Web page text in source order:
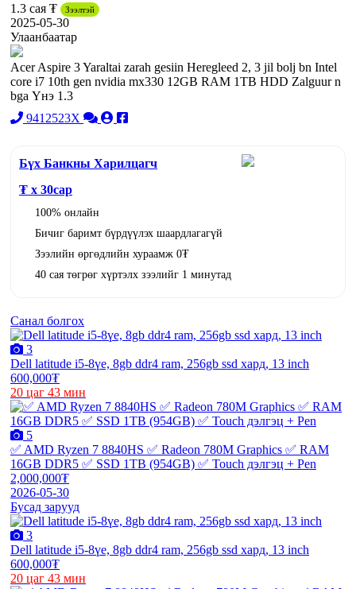
1.3 сая ₮ Зээлтэй
2025-05-30
Улаанбаатар
Acer Aspire 3 Yaraltai zarah gesiin Heregleed 2, 3 jil bolj bn Intel
core i7 10th gen nvidia mx330 12GB RAM 1TB HDD Zalguur n
bga Үнэ 1.3
9412523X
Бүх Банкны Харилцагч
₮ x 30сар
100% онлайн
Бичиг баримт бүрдүүлэх шаардлагагүй
Зээлийн өргөдлийн хураамж 0₮
40 сая төгрөг хүртэлх зээлийг 1 минутад
Санал болгох
3
Dell latitude i5-8үе, 8gb ddr4 ram, 256gb ssd хард, 13 inch
600,000₮
20 цаг 43 мин
5
✅ AMD Ryzen 7 8840HS ✅ Radeon 780M Graphics ✅ RAM
16GB DDR5 ✅ SSD 1TB (954GB) ✅ Touch дэлгэц + Pen
2,000,000₮
2026-05-30
Бусад зарууд
3
Dell latitude i5-8үе, 8gb ddr4 ram, 256gb ssd хард, 13 inch
600,000₮
20 цаг 43 мин